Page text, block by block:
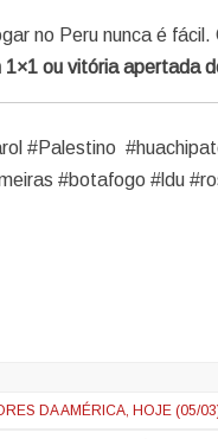
no Peru nunca é fácil.
ou vitória apertada
#Palestino
#botafogo #ldu
DA AMÉRICA, HOJE (05/